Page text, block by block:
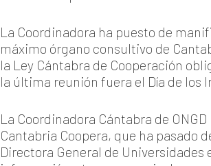
La Coordinadora ha puesto de
máximo órgano consultivo de
la Ley Cántabra de Cooperación
la última reunión fuera el Día de los
La Coordinadora Cántabra de
Cantabria Coopera, que ha pasado
Directora General de